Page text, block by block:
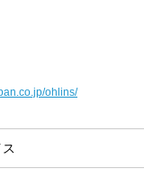
ohlins/